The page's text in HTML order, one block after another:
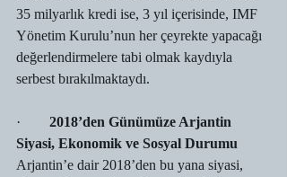
35 milyarlık kredi ise, 3 yıl içerisinde, IMF
Yönetim Kurulu’nun her çeyrekte yapacağı
değerlendirmelere tabi olmak kaydıyla
serbest bırakılmaktaydı.
· 2018’den Günümüze Arjantin
Siyasi, Ekonomik ve Sosyal Durumu
Arjantin’e dair 2018’den bu yana siyasi,